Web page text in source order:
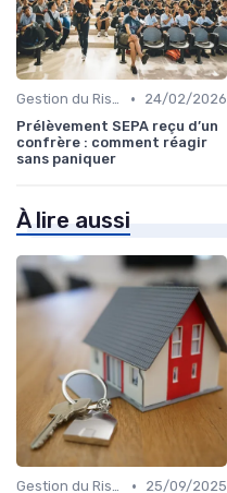
Gestion du Risque Financier •
24/02/2026
Prélèvement SEPA reçu d’un
confrère : comment réagir
sans paniquer
À lire aussi
Gestion du Risque Financier •
25/09/2025